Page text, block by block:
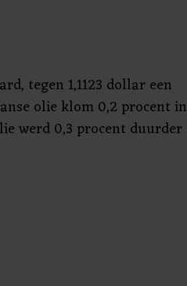
tegen 1,1123 dollar een
olie klom 0,2 procent in
werd 0,3 procent duurder